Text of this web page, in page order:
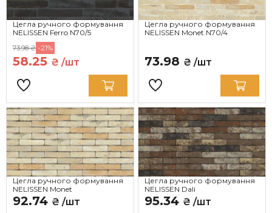
Цегла ручного формування
NELISSEN Ferro N70/5
73.98 ₴ -21%
58.25 ₴ /шт
Цегла ручного формування
NELISSEN Monet N70/4
73.98 ₴ /шт
Цегла ручного формування
NELISSEN Monet
92.74 ₴ /шт
Цегла ручного формування
NELISSEN Dali
95.34 ₴ /шт